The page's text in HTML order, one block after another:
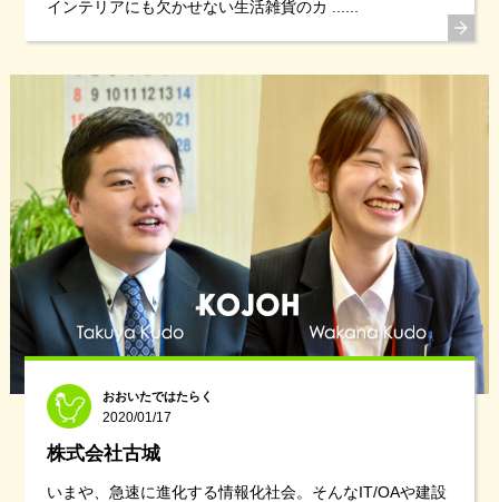
インテリアにも欠かせない生活雑貨のカ ......
おおいたではたらく
2020/01/17
株式会社古城
いまや、急速に進化する情報化社会。そんなIT/OAや建設